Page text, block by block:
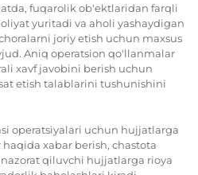
fuqarolik ob'ektlaridan farqli
yuritadi va aholi yashaydigan
joriy etish uchun maxsus
Aniq operatsion qo'llanmalar
xavf javobini berish uchun
etish talablarini tushunishini
operatsiyalari uchun hujjatlarga
xabar berish, chastota
qiluvchi hujjatlarga rioya